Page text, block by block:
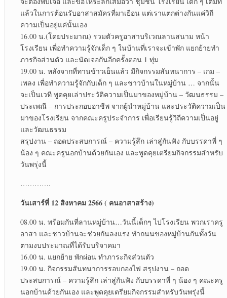
แล้วในการต้อนรับอาสาสมัครที่มาเยือน แต่เราแตกต่างกันแค่วิถี
ความเป็นอยู่แค่นั้นเอง
16.00 น.(โดยประมาณ) รวมตัวครูอาสาบริเวณลานสนาม หน้า
โรงเรียน เพื่อทำความรู้จักเด็ก ๆ ในบ้านที่เราจะเข้าพัก แยกย้ายทำ
ภารกิจส่วนตัว และนัดเจอกันอีกครั้งตอน 1 ทุ่ม
19.00 น. หลังจากที่ทานข้าวเย็นแล้ว มีกิจกรรมสันทนาการ – เกม –
เพลง เพื่อทำความรู้จักกับเด็ก ๆ และชาวบ้านในหมู่บ้าน … จากนั้น
จะเป็นเวที พูดคุยเล่าประวัติความเป็นมาของหมู่บ้าน – วัฒนธรรม –
ประเพณี – การประกอบอาชีพ จากผู้นำหมู่บ้าน และประวัติความเป็น
มาของโรงเรียน จากคณะครูประจำการ เพื่อเรียนรู้วิถีความเป็นอยู่
และวัฒนธรรม
สรุปงาน – ถอดประสบการณ์ – ความรู้สึก เล่าสู่กันฟัง กับบรรดาพี่ ๆ
น้อง ๆ คณะครูนอกบ้านด้วยกันเอง และพูดคุยเตรียมกิจกรรมสำหรับ
วันพรุ่งนี้
………….
วันเสาร์ที่ 12 สิงหาคม 2566 ( คนอาสาสร้าง)
08.00 น. พร้อมกันที่ลานหมู่บ้าน…วันนี้เด็กๆ ไปโรงเรียน พวกเราครู
อาสา และชาวบ้านจะช่วยกันลงแรง ทำถนนของหมู่บ้านกันทั้งวัน
ตามงบประมาณที่ได้รับบริจาคมา
16.00 น. แยกย้าย พักผ่อน ทำภาระกิจส่วนตัว
19.00 น. กิจกรรมสันทนาการรอบกองไฟ สรุปงาน – ถอด
ประสบการณ์ – ความรู้สึก เล่าสู่กันฟัง กับบรรดาพี่ ๆ น้อง ๆ คณะครู
นอกบ้านด้วยกันเอง และพูดคุยเตรียมกิจกรรมสำหรับวันพรุ่งนี้